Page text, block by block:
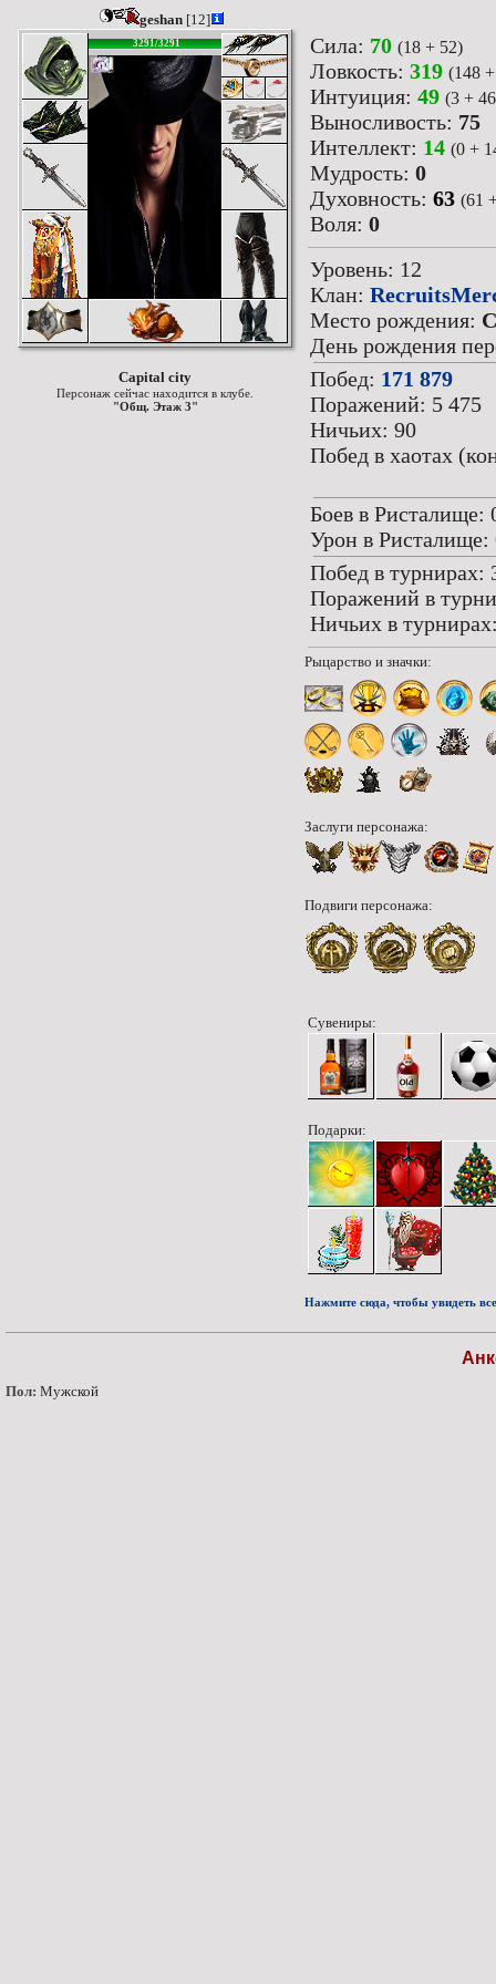
geshan[12]
3291/3291
Capital city
Персонаж сейчас находится в клубе.
"Общ. Этаж 3"
Сила: 70 (18 + 52)
Ловкость: 319 (148
Интуиция: 49 (3 +
Выносливость: 75
Интеллект: 14 (0 +
Мудрость: 0
Духовность: 63 (61
Воля: 0
Уровень: 12
Клан:
Место рождения:
День рождения
Побед: 171 879
Поражений: 5 475
Ничьих: 90
Побед в хаотах
Боев в Ристалище:
Урон в Ристалище:
Побед в турнирах:
Поражений в
Ничьих в
Рыцарство и значки:
Заслуги персонажа:
Подвиги персонажа:
Сувениры:
Подарки:
Нажмите сюда, чтобы увидеть
Пол: Мужской